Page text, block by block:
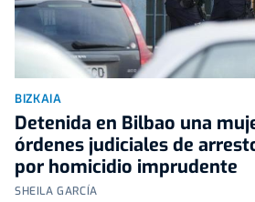
BIZKAIA
Detenida en Bilbao una
órdenes judiciales de
por homicidio imprudente
SHEILA GARCÍA